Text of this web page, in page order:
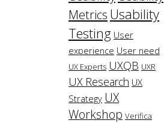
Metrics Usability
Testing User
experience User need
UX Experts UXQB UXR
UX Research UX
Strategy UX
Workshop Verifica